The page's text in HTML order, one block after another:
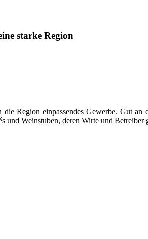
starke Region
Region einpassendes Gewerbe. Gut
Weinstuben, deren Wirte und